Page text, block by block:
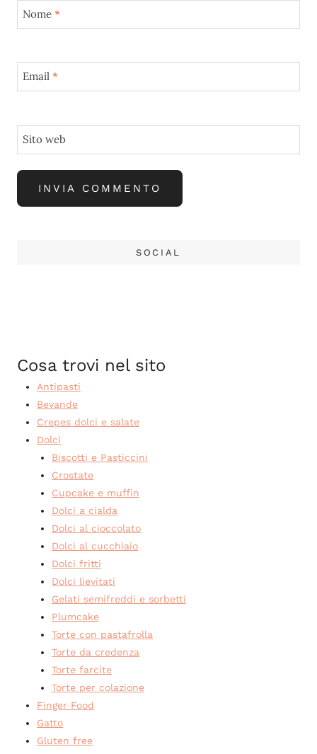
Nome *
Email *
Sito web
SOCIAL
Cosa trovi nel sito
Antipasti
Bevande
Crepes dolci e salate
Dolci
Biscotti e Pasticcini
Crostate
Cupcake e muffin
Dolci a cialda
Dolci al cioccolato
Dolci al cucchiaio
Dolci fritti
Dolci lievitati
Gelati semifreddi e sorbetti
Plumcake
Torte con pastafrolla
Torte da credenza
Torte farcite
Torte per colazione
Finger Food
Gatto
Gluten free